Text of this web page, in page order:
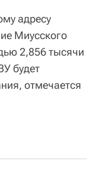
адресу
Миусского
2,856 тысячи
будет
отмечается